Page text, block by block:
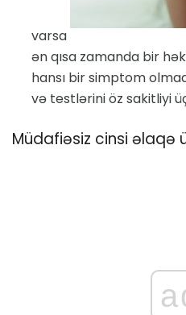
varsa
ən qısa zamanda bir
hansı bir simptom
və testlərini öz sakitliyi
Müdafiəsiz cinsi əlaqə